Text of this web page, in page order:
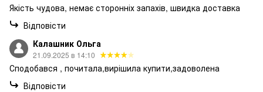
Якість чудова, немає сторонніх запахів, швидка доставка
Відповісти
Калашник Ольга
21.09.2025 в 14:10
Сподобався , почитала,вирішила купити,задоволена
Відповісти